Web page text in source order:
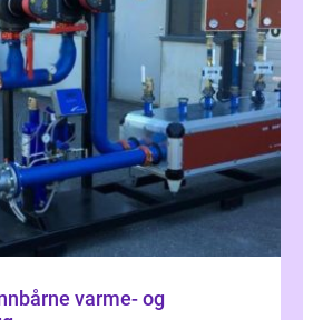
varme- og